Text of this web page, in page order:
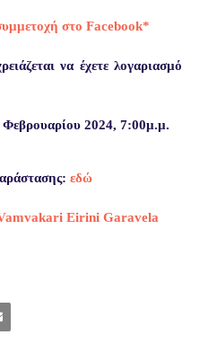
στο Facebook*
να έχετε λογαριασμό
2024, 7:00μ.μ.
εδώ
Eirini Garavela